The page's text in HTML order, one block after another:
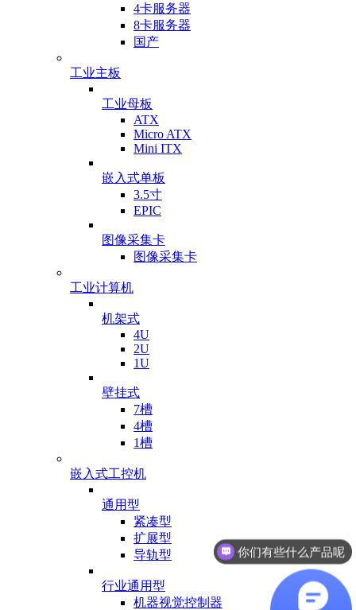
4卡服务器
8卡服务器
国产
工业主板
工业母板
ATX
Micro ATX
Mini ITX
嵌入式单板
3.5寸
EPIC
图像采集卡
图像采集卡
工业计算机
机架式
4U
2U
1U
壁挂式
7槽
4槽
1槽
嵌入式工控机
通用型
紧凑型
扩展型
导轨型
行业通用型
机器视觉控制器
有业务可以对接吗